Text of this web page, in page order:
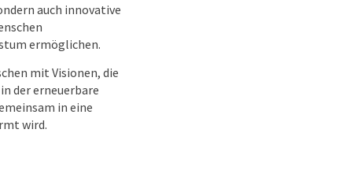
auch innovative
ermöglichen.
mit Visionen, die
der erneuerbare
in eine
wird.